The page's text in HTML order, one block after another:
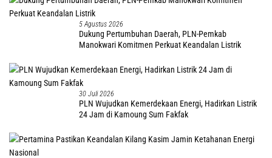
5 Agustus 2026
Dukung Pertumbuhan Daerah, PLN-Pemkab
Manokwari Komitmen Perkuat Keandalan Listrik
30 Juli 2026
PLN Wujudkan Kemerdekaan Energi, Hadirkan Listrik
24 Jam di Kamoung Sum Fakfak